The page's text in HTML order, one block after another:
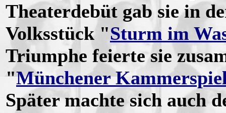
Theaterdebüt gab sie in
Volksstück "Sturm im
Triumphe feierte sie
"Münchener
Später machte sich auch